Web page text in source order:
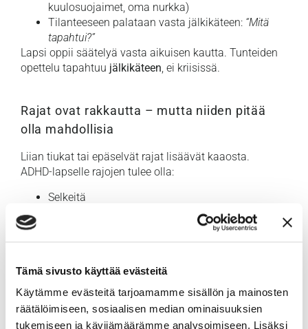
Tämä sivusto käyttää evästeitä
Käytämme evästeitä tarjoamamme sisällön ja mainosten
räätälöimiseen, sosiaalisen median ominaisuuksien
tukemiseen ja kävijämäärämme analysoimiseen. Lisäksi
kuulosuojaimet, oma nurkka)
Tilanteeseen palataan vasta jälkikäteen: “Mitä
tapahtui?”
Lapsi oppii säätelyä vasta aikuisen kautta. Tunteiden
opettelu tapahtuu jälkikäteen, ei kriisissä.
Rajat ovat rakkautta – mutta niiden pitää
olla mahdollisia
Liian tiukat tai epäselvät rajat lisäävät kaaosta.
ADHD-lapselle rajojen tulee olla:
Selkeitä
Muuttuvat tai epärealistiset rajat lisäävät
kymmenen, joita kukaan ei jaksa noudattaa.
Konkreettisia apuja:
2–3 tärkeintä sääntöä kerrallaan